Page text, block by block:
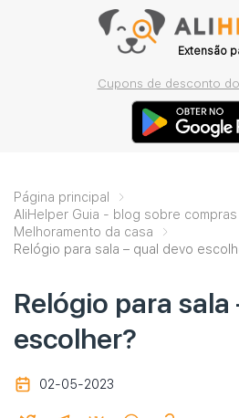
Extensão
Cupons de desconto
Página principal
AliHelper Guia - blog sobre compras
Melhoramento da casa
Relógio para sala – qual devo
Relógio para sala
escolher?
02-05-2023